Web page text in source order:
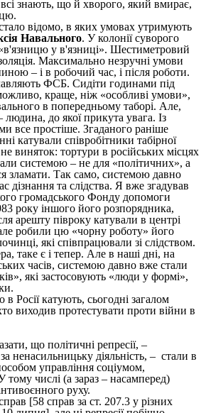
знають, що й хворого, який вмирає,
відомо, в яких умовах утримують
Навального. У колонії суворого
у в'язниці». Шестиметровий
Максимально незручні умови
– і в робочий час, і після роботи.
ФСБ. Сидіти годинами під
краще, ніж «особливі умови»,
в попередньому таборі. Але,
до якої прикута увага. Із
все простіше. Згаданого раніше
катували співробітники табірної
не виняток: тортури в російських місцях
системою – не для «політичних», а
зламати. Так само, системою давно
дізнання та слідства. Я вже згадував
громадського Фонду допомоги
року іншого його розпорядника,
арешту півроку катували в центрі
робили цю «чорну роботу» його
які співпрацювали зі слідством.
таке є і тепер. Але в наші дні, на
часів, системою давно вже стали
які застосовують «люди у формі»,
Росії катують, сьогодні загалом
виходив протестувати проти війни в
що політичні репресії, –
ненасильницьку діяльність, – стали в
управління соціумом,
тому числі (а зараз – насамперед)
руху.
[58 справ за ст. 207.3 у різних